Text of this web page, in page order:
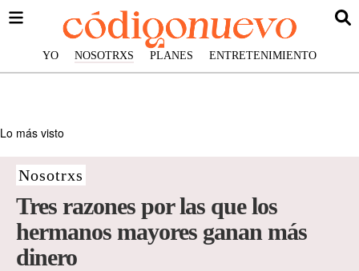
YO NOSOTRXS PLANES ENTRETENIMIENTO
Lo más visto
Nosotrxs
Tres razones por las que los
hermanos mayores ganan más
dinero